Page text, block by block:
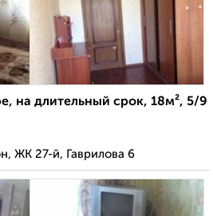
на длительный срок, 18м², 5/9
ЖК 27-й, Гаврилова 6